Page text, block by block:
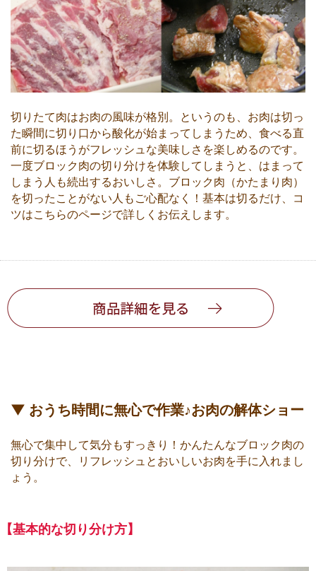
切りたて肉はお肉の風味が格別。というのも、お肉は切っ
た瞬間に切り口から酸化が始まってしまうため、食べる直
前に切るほうがフレッシュな美味しさを楽しめるのです。
一度ブロック肉の切り分けを体験してしまうと、はまって
しまう人も続出するおいしさ。ブロック肉（かたまり肉）
を切ったことがない人もご心配なく！基本は切るだけ、コ
ツはこちらのページで詳しくお伝えします。
▼ おうち時間に無心で作業♪お肉の解体ショー
無心で集中して気分もすっきり！かんたんなブロック肉の
切り分けで、リフレッシュとおいしいお肉を手に入れまし
ょう。
【基本的な切り分け方】